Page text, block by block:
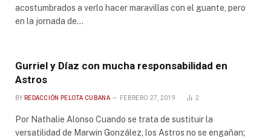
acostumbrados a verlo hacer maravillas con el guante, pero
en la jornada de…
Gurriel y Díaz con mucha responsabilidad en
Astros
BY REDACCIÓN PELOTA CUBANA FEBRERO 27, 2019 2
Por Nathalie Alonso Cuando se trata de sustituir la
versatilidad de Marwin González, los Astros no se engañan;